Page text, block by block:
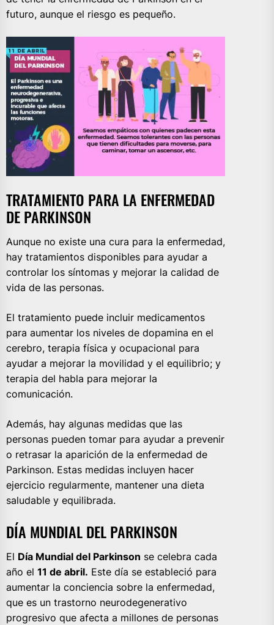
futuro, aunque el riesgo es pequeño.
TRATAMIENTO PARA LA ENFERMEDAD
DE PARKINSON
Aunque no existe una cura para la enfermedad,
hay tratamientos disponibles para ayudar a
controlar los síntomas y mejorar la calidad de
vida de las personas.
El tratamiento puede incluir medicamentos
para aumentar los niveles de dopamina en el
cerebro, terapia física y ocupacional para
ayudar a mejorar la movilidad y el equilibrio; y
terapia del habla para mejorar la
comunicación.
Además, hay algunas medidas que las
personas pueden tomar para ayudar a prevenir
o retrasar la aparición de la enfermedad de
Parkinson. Estas medidas incluyen hacer
ejercicio regularmente, mantener una dieta
saludable y equilibrada.
DÍA MUNDIAL DEL PARKINSON
El Día Mundial del Parkinson se celebra cada
año el 11 de abril. Este día se estableció para
aumentar la conciencia sobre la enfermedad,
que es un trastorno neurodegenerativo
progresivo que afecta a millones de personas